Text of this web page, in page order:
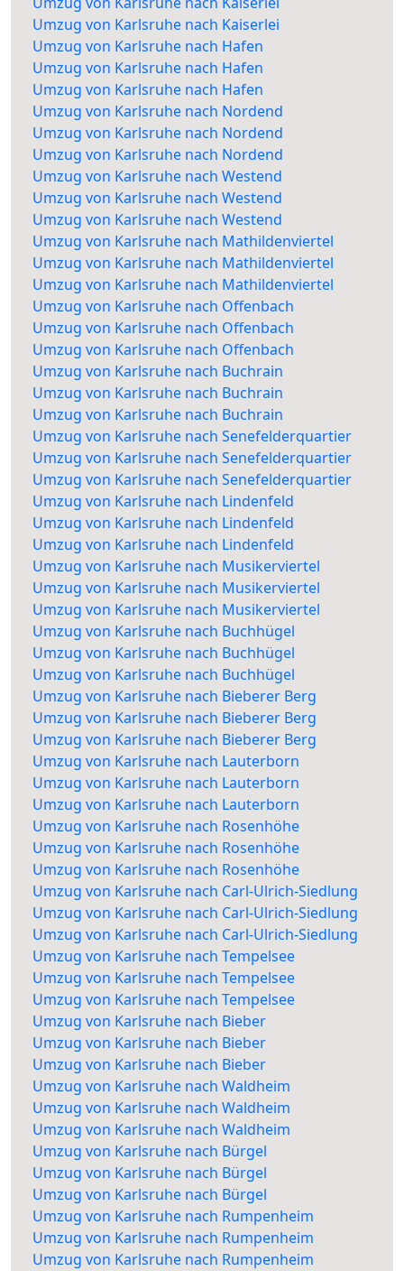
Umzug von Karlsruhe nach Kaiserlei
Umzug von Karlsruhe nach Hafen
Umzug von Karlsruhe nach Hafen
Umzug von Karlsruhe nach Hafen
Umzug von Karlsruhe nach Nordend
Umzug von Karlsruhe nach Nordend
Umzug von Karlsruhe nach Nordend
Umzug von Karlsruhe nach Westend
Umzug von Karlsruhe nach Westend
Umzug von Karlsruhe nach Westend
Umzug von Karlsruhe nach Mathildenviertel
Umzug von Karlsruhe nach Mathildenviertel
Umzug von Karlsruhe nach Mathildenviertel
Umzug von Karlsruhe nach Offenbach
Umzug von Karlsruhe nach Offenbach
Umzug von Karlsruhe nach Offenbach
Umzug von Karlsruhe nach Buchrain
Umzug von Karlsruhe nach Buchrain
Umzug von Karlsruhe nach Buchrain
Umzug von Karlsruhe nach Senefelderquartier
Umzug von Karlsruhe nach Senefelderquartier
Umzug von Karlsruhe nach Senefelderquartier
Umzug von Karlsruhe nach Lindenfeld
Umzug von Karlsruhe nach Lindenfeld
Umzug von Karlsruhe nach Lindenfeld
Umzug von Karlsruhe nach Musikerviertel
Umzug von Karlsruhe nach Musikerviertel
Umzug von Karlsruhe nach Musikerviertel
Umzug von Karlsruhe nach Buchhügel
Umzug von Karlsruhe nach Buchhügel
Umzug von Karlsruhe nach Buchhügel
Umzug von Karlsruhe nach Bieberer Berg
Umzug von Karlsruhe nach Bieberer Berg
Umzug von Karlsruhe nach Bieberer Berg
Umzug von Karlsruhe nach Lauterborn
Umzug von Karlsruhe nach Lauterborn
Umzug von Karlsruhe nach Lauterborn
Umzug von Karlsruhe nach Rosenhöhe
Umzug von Karlsruhe nach Rosenhöhe
Umzug von Karlsruhe nach Rosenhöhe
Umzug von Karlsruhe nach Carl-Ulrich-Siedlung
Umzug von Karlsruhe nach Carl-Ulrich-Siedlung
Umzug von Karlsruhe nach Carl-Ulrich-Siedlung
Umzug von Karlsruhe nach Tempelsee
Umzug von Karlsruhe nach Tempelsee
Umzug von Karlsruhe nach Tempelsee
Umzug von Karlsruhe nach Bieber
Umzug von Karlsruhe nach Bieber
Umzug von Karlsruhe nach Bieber
Umzug von Karlsruhe nach Waldheim
Umzug von Karlsruhe nach Waldheim
Umzug von Karlsruhe nach Waldheim
Umzug von Karlsruhe nach Bürgel
Umzug von Karlsruhe nach Bürgel
Umzug von Karlsruhe nach Bürgel
Umzug von Karlsruhe nach Rumpenheim
Umzug von Karlsruhe nach Rumpenheim
Umzug von Karlsruhe nach Rumpenheim